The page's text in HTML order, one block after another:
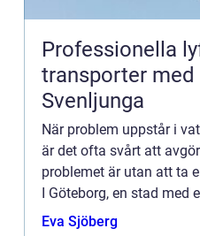
Professionella
transporter med
Svenljunga
När problem uppstår i
är det ofta svårt att
problemet är utan att ta
I Göteborg, en stad med
omfatt...
Eva Sjöberg